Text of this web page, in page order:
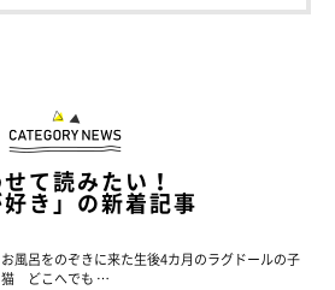
て読みたい！
好き」の新着記事
お風呂をのぞきに来た生後4カ月のラグドールの子
猫 どこへでも …